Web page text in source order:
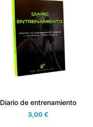
Diario de entrenamiento
3,00 €